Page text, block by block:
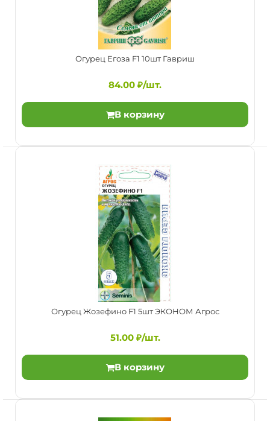
Гибрид раннего срока созревания, дающий очень
высокий ранний урожай.Растение устойчиво к вирусу
моза..
Огурец Директор F1 5шт Гавриш
95.00 ₽/шт.
Среднеспелый (50-55 дней от посева до плодоношения)
партенокарпический гибрид для выращивания в тепл..
Огурец Егоза F1 10шт Гавриш
84.00 ₽/шт.
В корзину
Огурец Жозефино F1 5шт ЭКОНОМ Агрос
51.00 ₽/шт.
В корзину